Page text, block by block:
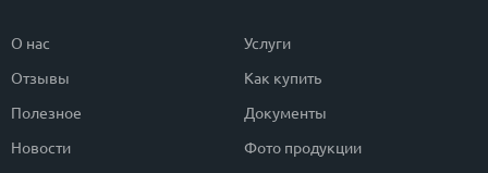
О нас
Отзывы
Полезное
Новости
Услуги
Как купить
Документы
Фото продукции